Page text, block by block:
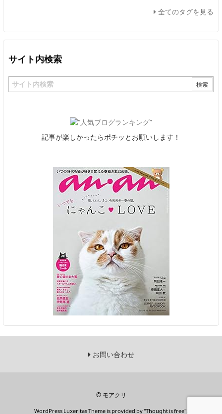
全てのタグを見る
サイト内検索
記事が楽しかったらポチッとお願いします！
お問い合わせ
© モアクリ
WordPress Luxeritas Theme is provided by "Thought is free".